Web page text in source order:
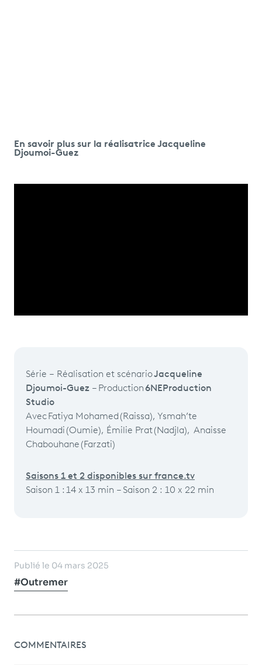
En savoir plus sur la réalisatrice Jacqueline
Djoumoi-Guez
Série – Réalisation et scénarioJacqueline
Djoumoi-Guez – Production6NEProduction
Studio
Avec Fatiya Mohamed (Raissa), Ysmah’te
Houmadi (Oumie), Émilie Prat (Nadjla), Anaisse
Chabouhane (Farzati)
Saisons 1 et 2 disponibles sur france.tv
Saison 1 : 14 x 13 min – Saison 2 : 10 x 22 min
Publié le 04 mars 2025
#Outremer
COMMENTAIRES